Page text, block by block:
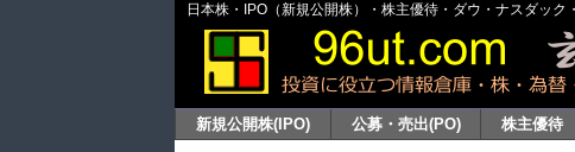
日本株・IPO（新規公開株）・株主優待・ダウ・ナスダッ
新規公開株(IPO) 公募・売出(PO) 株主優待